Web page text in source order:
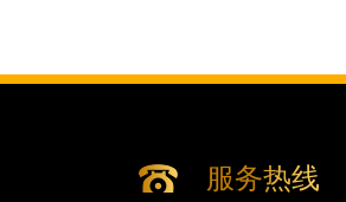
内蒙古自治区鄂尔多
服务热线